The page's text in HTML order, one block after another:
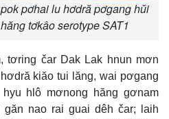
pơhai lu hơdră pơgang hŭi
tơkâo serotype SAT1
tơring čar Dak Lak hnun mơn
kiăo tui lăng, wai pơgang
hlô mơnong hăng gơnam
nao rai guai dêh čar; laih